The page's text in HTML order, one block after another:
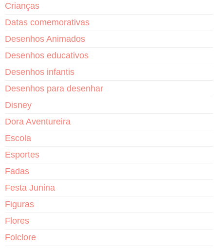
Crianças
Datas comemorativas
Desenhos Animados
Desenhos educativos
Desenhos infantis
Desenhos para desenhar
Disney
Dora Aventureira
Escola
Esportes
Fadas
Festa Junina
Figuras
Flores
Folclore